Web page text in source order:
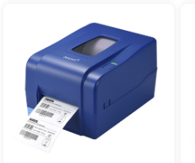
246M Pro lên ngay
shoppos.vn để nhận được
nhiều ưu đãi và giá tốt!!